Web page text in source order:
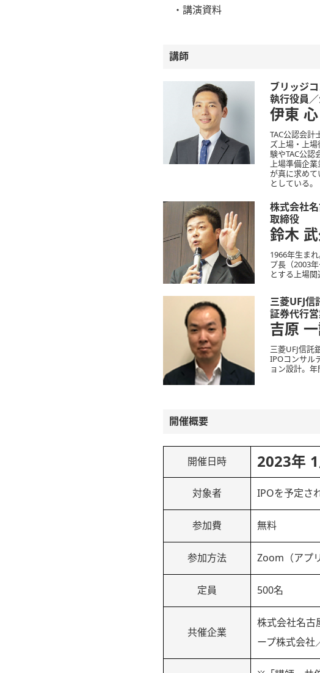
・講演資料
講師
ブリッジ
執行役員
伊東 心
TAC公認会計
ズ上場・上
験やTAC公認
上場準備企
が真に求めて
としている。
株式会社
取締役
鈴木 武
1966年生ま
プ長（2003
とする上場関
三菱UFJ信
証券代行
吉原
三菱UFJ信託
IPOコンサル
ョン設計。年
開催概要
開催日時 2023年
対象者 IPOを予定さ
参加費 無料
参加方法 Zoom（アプ
定員 500名
共催企業
株式会社名古
ープ株式会社